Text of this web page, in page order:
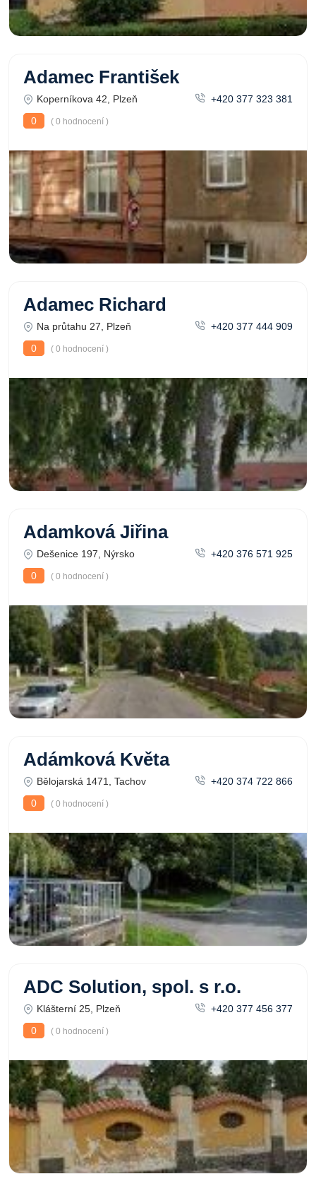
Adamec František
Koperníkova 42, Plzeň
+420 377 323 381
0
( 0 hodnocení )
Adamec Richard
Na průtahu 27, Plzeň
+420 377 444 909
0
( 0 hodnocení )
Adamková Jiřina
Dešenice 197, Nýrsko
+420 376 571 925
0
( 0 hodnocení )
Adámková Květa
Bělojarská 1471, Tachov
+420 374 722 866
0
( 0 hodnocení )
ADC Solution, spol. s r.o.
Klášterní 25, Plzeň
+420 377 456 377
0
( 0 hodnocení )